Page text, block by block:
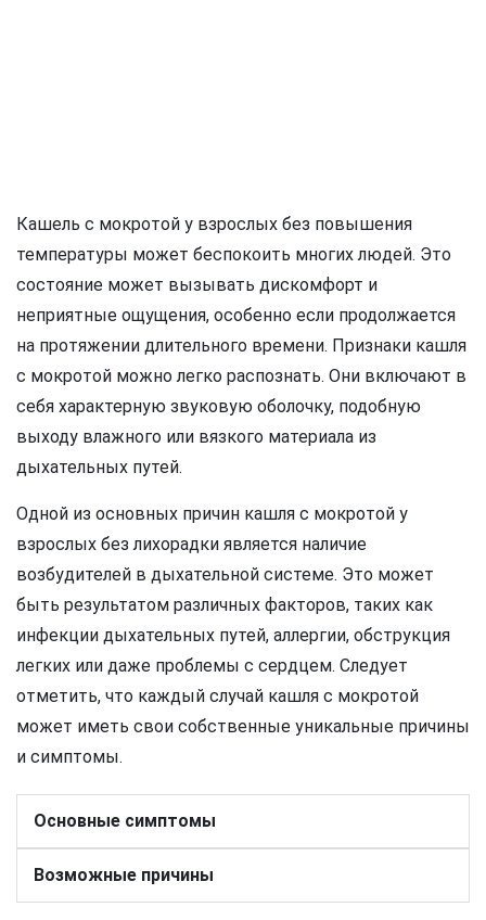
Кашель с мокротой у взрослых без повышения
температуры может беспокоить многих людей. Это
состояние может вызывать дискомфорт и
неприятные ощущения, особенно если продолжается
на протяжении длительного времени. Признаки кашля
с мокротой можно легко распознать. Они включают в
себя характерную звуковую оболочку, подобную
выходу влажного или вязкого материала из
дыхательных путей.
Одной из основных причин кашля с мокротой у
взрослых без лихорадки является наличие
возбудителей в дыхательной системе. Это может
быть результатом различных факторов, таких как
инфекции дыхательных путей, аллергии, обструкция
легких или даже проблемы с сердцем. Следует
отметить, что каждый случай кашля с мокротой
может иметь свои собственные уникальные причины
и симптомы.
Основные симптомы
Возможные причины